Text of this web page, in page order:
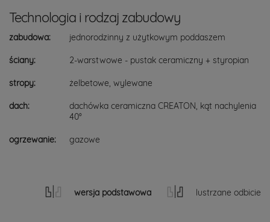
Technologia i rodzaj zabudowy
zabudowa: jednorodzinny z użytkowym poddaszem
ściany: 2-warstwowe - pustak ceramiczny + styropian
stropy: żelbetowe, wylewane
dach:
dachówka ceramiczna CREATON, kąt nachylenia
40°
ogrzewanie: gazowe
wersja podstawowa lustrzane odbicie